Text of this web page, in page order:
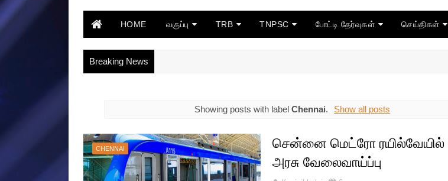
HOME வகுப்பு TRB TNPSC போட்டி தேர்வுகள் செய்திகள்
Breaking News
Showing posts with labelChennai. Show all posts
CHENNAI
சென்னை மெட்ரோ ரயில்வேயில்
அரசு வேலைவாய்ப்பு